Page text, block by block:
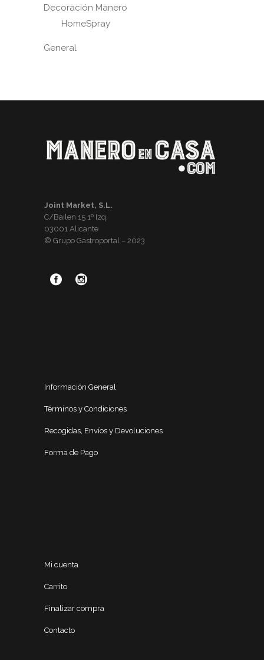
Decoración Manero
HomeSpray
General
Joint Market, S.L.
C/Bailen 15 1º Izq.
03001 Alicante
© Grupo Gastroportal – 2023
Información General
Términos y Condiciones
Recogidas, Envíos y Devoluciones
Forma de Pago
Mi cuenta
Carrito
Finalizar compra
Contacto